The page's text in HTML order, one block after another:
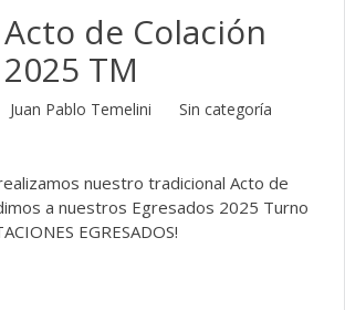
Acto de Colación
2025 TM
Juan Pablo Temelini Sin categoría
nuestro tradicional Acto de
a nuestros Egresados 2025 Turno
EGRESADOS!